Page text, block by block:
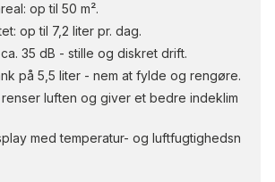
op til 50 m².
op til 7,2 liter pr. dag.
35 dB - stille og diskret drift.
på 5,5 liter - nem at fylde og rengøre.
luften og giver et bedre indeklim
med temperatur- og luftfugtighedsn